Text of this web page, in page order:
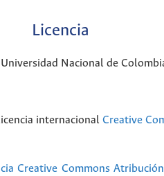
Licencia
Nacional de
internacional Creative
Creative Commons